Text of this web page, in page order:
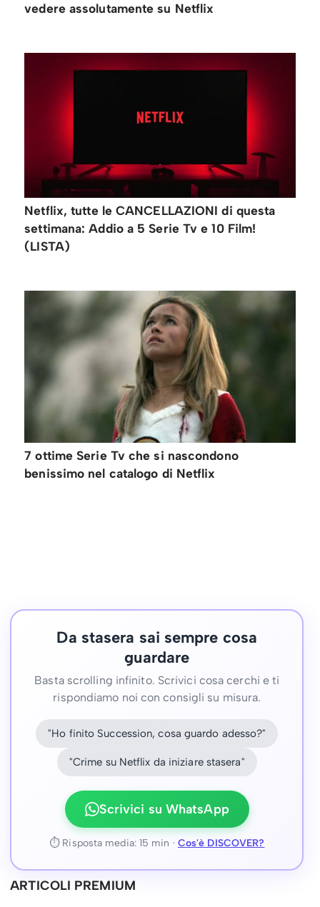
vedere assolutamente su Netflix
Netflix, tutte le CANCELLAZIONI di questa
settimana: Addio a 5 Serie Tv e 10 Film!
(LISTA)
7 ottime Serie Tv che si nascondono
benissimo nel catalogo di Netflix
Da stasera sai sempre cosa
guardare
Basta scrolling infinito. Scrivici cosa cerchi e ti
rispondiamo noi con consigli su misura.
"Ho finito Succession, cosa guardo adesso?"
"Crime su Netflix da iniziare stasera"
Scrivici su WhatsApp
⏱ Risposta media: 15 min · Cos'è DISCOVER?
ARTICOLI PREMIUM